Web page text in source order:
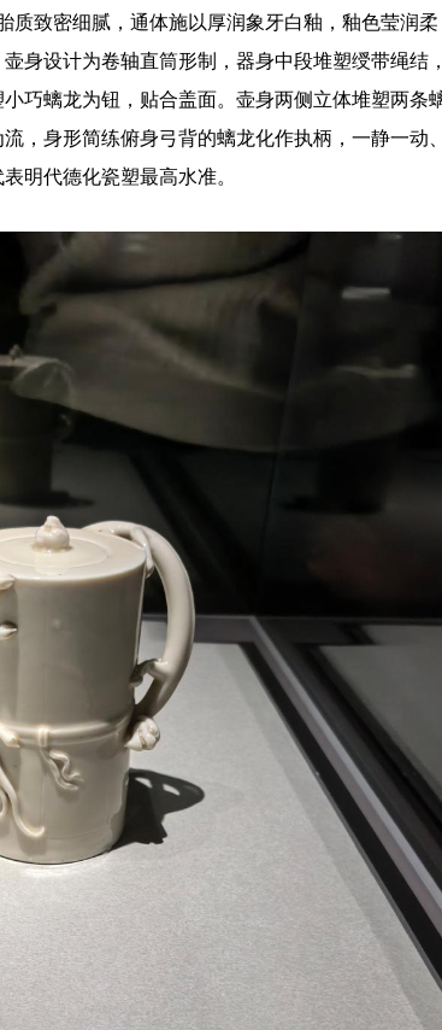
质致密细腻，通体施以厚润象牙白釉，釉色莹润柔
身设计为卷轴直筒形制，器身中段堆塑绶带绳结
巧螭龙为钮，贴合盖面。壶身两侧立体堆塑两条
，身形简练俯身弓背的螭龙化作执柄，一静一动
明代德化瓷塑最高水准。